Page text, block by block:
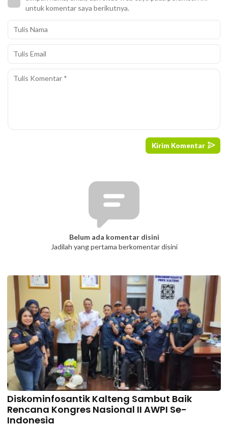
untuk komentar saya berikutnya.
Belum ada komentar disini
Jadilah yang pertama berkomentar disini
Diskominfosantik Kalteng Sambut Baik
Rencana Kongres Nasional II AWPI Se-
Indonesia